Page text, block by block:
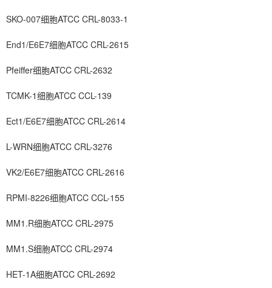
SKO-007细胞ATCC CRL-8033-1
End1/E6E7细胞ATCC CRL-2615
Pfeiffer细胞ATCC CRL-2632
TCMK-1细胞ATCC CCL-139
Ect1/E6E7细胞ATCC CRL-2614
L-WRN细胞ATCC CRL-3276
VK2/E6E7细胞ATCC CRL-2616
RPMI-8226细胞ATCC CCL-155
MM1.R细胞ATCC CRL-2975
MM1.S细胞ATCC CRL-2974
HET-1A细胞ATCC CRL-2692